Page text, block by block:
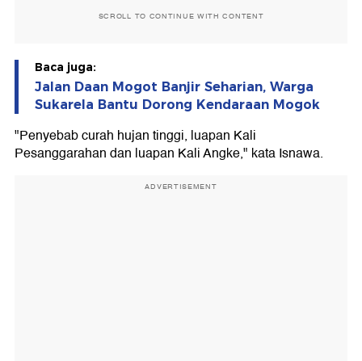
SCROLL TO CONTINUE WITH CONTENT
Baca juga:
Jalan Daan Mogot Banjir Seharian, Warga
Sukarela Bantu Dorong Kendaraan Mogok
"Penyebab curah hujan tinggi, luapan Kali
Pesanggarahan dan luapan Kali Angke," kata Isnawa.
ADVERTISEMENT